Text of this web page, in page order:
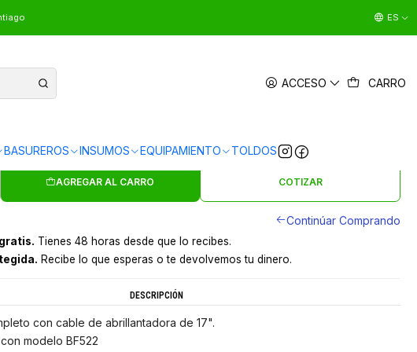
ACCESO CARRO
BASUREROS INSUMOS EQUIPAMIENTO TOLDOS
ES
MANILLAR COMPLETO 17"
gratis en 24 hrs en Santiagoy a provincias por pagar
AGREGAR AL CARRO COTIZAR
Continúar Comprando
Tienes 48 horas desde que lo recibes.
Recibe lo que esperas o te devolvemos tu dinero.
DESCRIPCIÓN
con cable de abrillantadora de 17".
modelo BF522